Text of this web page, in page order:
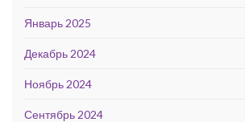
Январь 2025
Декабрь 2024
Ноябрь 2024
Сентябрь 2024